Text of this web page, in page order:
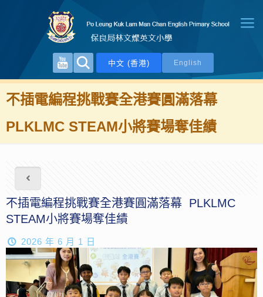
中文 (香港) English
不插電編程挑戰賽全港賽圓滿落幕
PLKLMC STEAM小將賽場奪佳績
不插電編程挑戰賽全港賽圓滿落幕 PLKLMC
STEAM小將賽場奪佳績
2026 年 6 月 1 日